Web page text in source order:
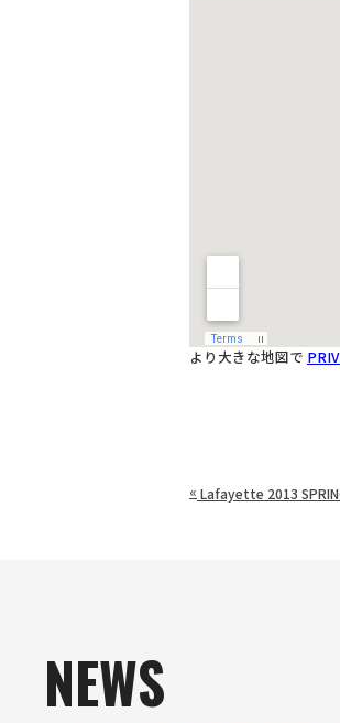
より大きな地図で
« Lafayette 2013
NEWS